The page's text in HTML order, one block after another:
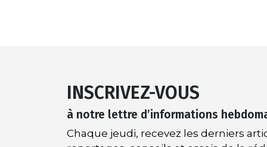
INSCRIVEZ-VOUS
à notre lettre d’informations
Chaque jeudi, recevez les derniers